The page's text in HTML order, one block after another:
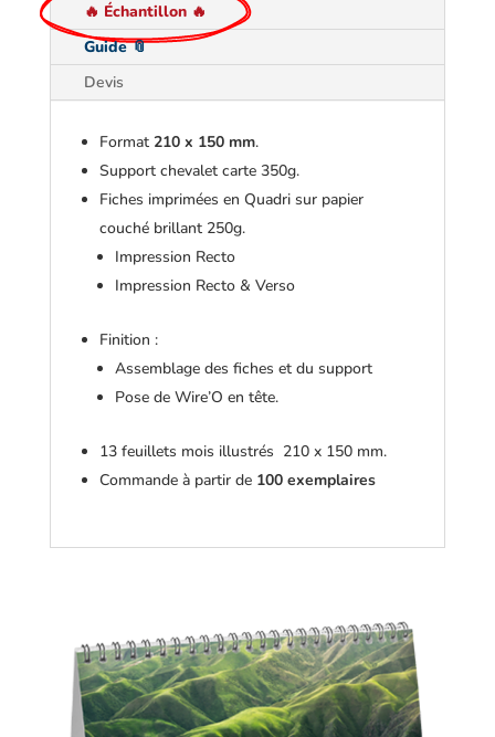
🔥 Échantillon 🔥
Guide 📎
Devis
Format 210 x 150 mm.
Support chevalet carte 350g.
Fiches imprimées en Quadri sur papier
couché brillant 250g.
Impression Recto
Impression Recto & Verso
Finition :
Assemblage des fiches et du support
Pose de Wire’O en tête.
13 feuillets mois illustrés 210 x 150 mm.
Commande à partir de 100 exemplaires